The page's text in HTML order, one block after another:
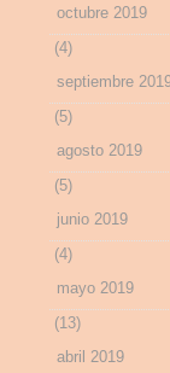
octubre 2019
(4)
septiembre
(5)
agosto 2019
(5)
junio 2019
(4)
mayo 2019
(13)
abril 2019